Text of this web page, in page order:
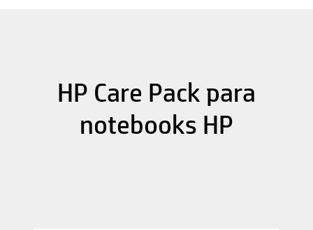
HP Care Pack para
notebooks HP